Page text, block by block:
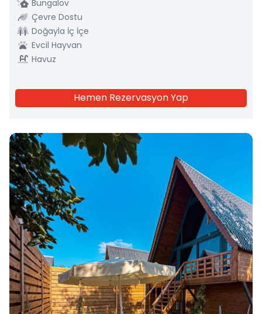
Bungalov
Çevre Dostu
Doğayla İç İçe
Evcil Hayvan
Havuz
Hemen Rezervasyon Yap